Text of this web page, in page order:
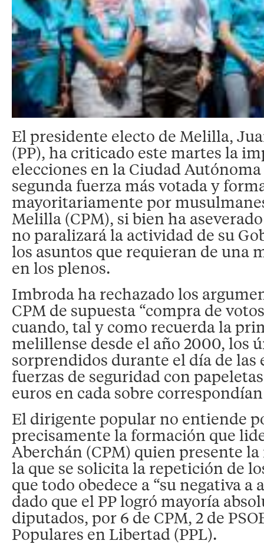
El presidente electo de Melilla,
(PP), ha criticado este martes la
elecciones en la Ciudad
segunda fuerza más votada y
mayoritariamente por
Melilla (CPM), si bien ha
no paralizará la actividad de su
los asuntos que requieran de una
en los plenos.
Imbroda ha rechazado los
CPM de supuesta “compra de
cuando, tal y como recuerda la
melillense desde el año 2000, los
sorprendidos durante el día de las
fuerzas de seguridad con
euros en cada sobre
El dirigente popular no entiende
precisamente la formación que
Aberchán (CPM) quien presente
la que se solicita la repetición de
que todo obedece a “su negativa a
dado que el PP logró mayoría
diputados, por 6 de CPM, 2 de
Populares en Libertad (PPL).